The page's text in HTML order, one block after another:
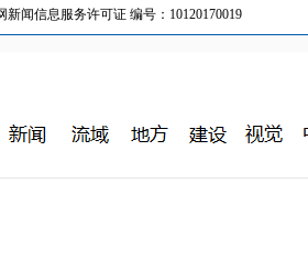
闻信息服务许可证 编号：10120170019